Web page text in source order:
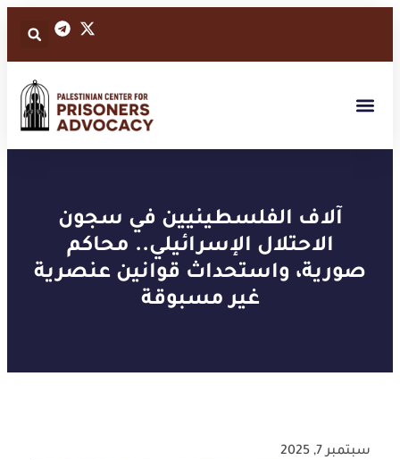
آلاف الفلسطينيين في سجون
الاحتلال الإسرائيلي.. محاكم
صورية، واستحداث قوانين عنصرية
غير مسبوقة
سبتمبر 7, 2025